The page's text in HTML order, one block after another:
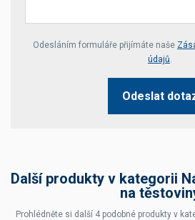
Your website *
Odesláním formuláře přijímáte naše
údajů.
Odeslat
Další produkty v kategorii
na
Prohlédněte si další 4 podobné produkty v